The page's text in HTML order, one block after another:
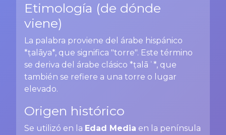
Etimología (de dónde
viene)
La palabra proviene del árabe hispánico
*ṭalāya*, que significa "torre". Este término
se deriva del árabe clásico *ṭalāʾ*, que
también se refiere a una torre o lugar
elevado.
Origen histórico
Se utilizó en la Edad Media en la península